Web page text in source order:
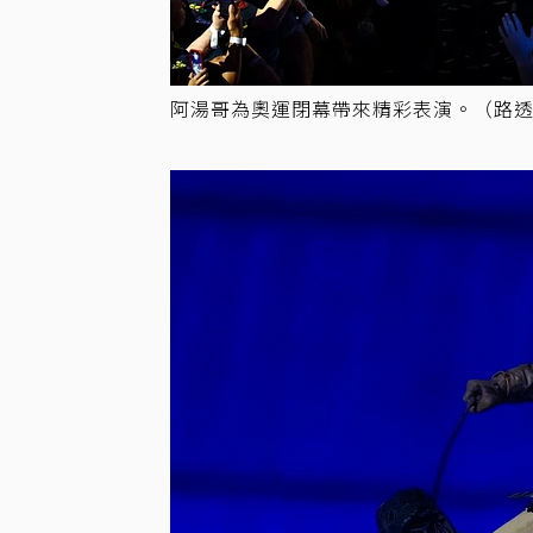
阿湯哥為奧運閉幕帶來精彩表演。（路